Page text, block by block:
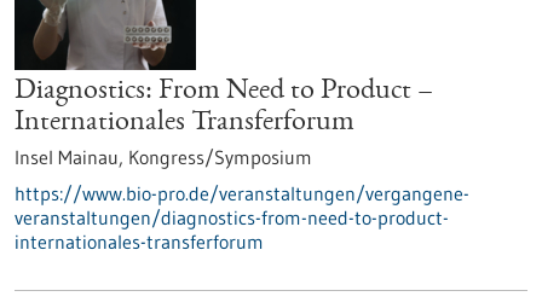
Diagnostics: From Need to Product –
Internationales Transferforum
Insel Mainau, Kongress/Symposium
https://www.bio-pro.de/veranstaltungen/vergangene-
veranstaltungen/diagnostics-from-need-to-product-
internationales-transferforum